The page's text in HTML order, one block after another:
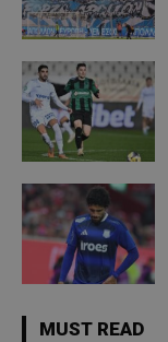
MUST READ